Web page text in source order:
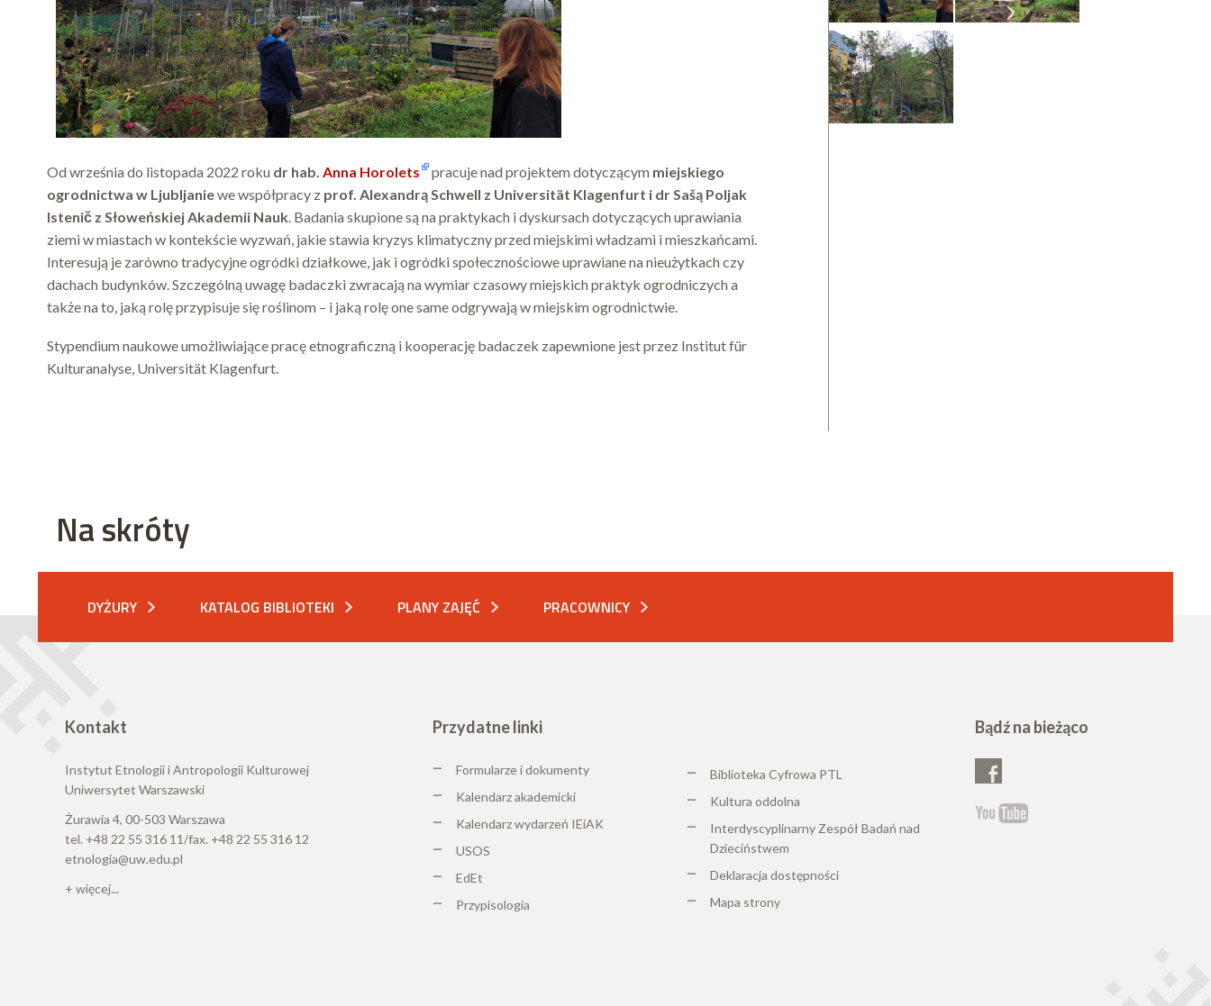
Od września do listopada 2022 roku dr hab. Anna Horolets pracuje nad projektem dotyczącym miejskiego
ogrodnictwa w Ljubljaniewe współpracy z prof. Alexandrą Schwell z Universität Klagenfurt i dr Sašą Poljak
Istenič z Słoweńskiej Akademii Nauk. Badania skupione są na praktykach i dyskursach dotyczących uprawiania
ziemi w miastach w kontekście wyzwań, jakie stawia kryzys klimatyczny przed miejskimi władzami i mieszkańcami.
Interesują je zarówno tradycyjne ogródki działkowe, jak i ogródki społecznościowe uprawiane na nieużytkach czy
dachach budynków. Szczególną uwagę badaczki zwracają na wymiar czasowy miejskich praktyk ogrodniczych a
także na to, jaką rolę przypisuje się roślinom – i jaką rolę one same odgrywają w miejskim ogrodnictwie.
Stypendium naukowe umożliwiające pracę etnograficzną i kooperację badaczek zapewnione jest przez Institut für
Kulturanalyse, Universität Klagenfurt.
Na skróty
DYŻURY KATALOG BIBLIOTEKI PLANY ZAJĘĆ PRACOWNICY
Kontakt
Instytut Etnologii i Antropologii Kulturowej
Uniwersytet Warszawski
Żurawia 4, 00-503 Warszawa
tel. +48 22 55 316 11/fax. +48 22 55 316 12
etnologia@uw.edu.pl
+ więcej...
Przydatne linki
Formularze i dokumenty
Kalendarz akademicki
Kalendarz wydarzeń IEiAK
USOS
EdEt
Przypisologia
Biblioteka Cyfrowa PTL
Kultura oddolna
Interdyscyplinarny Zespół Badań nad
Dzieciństwem
Deklaracja dostępności
Mapa strony
Bądź na bieżąco